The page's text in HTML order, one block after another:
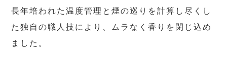
長年培われた温度管理と煙の巡りを計算し尽くし
た独自の職人技により、ムラなく香りを閉じ込め
ました。